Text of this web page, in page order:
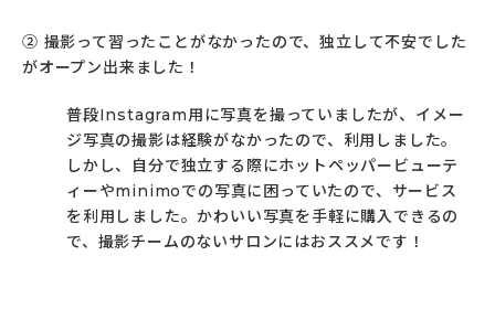
② 撮影って習ったことがなかったので、独立して不安でした
がオープン出来ました！
普段Instagram用に写真を撮っていましたが、イメー
ジ写真の撮影は経験がなかったので、利用しました。
しかし、自分で独立する際にホットペッパービューテ
ィーやminimoでの写真に困っていたので、サービス
を利用しました。かわいい写真を手軽に購入できるの
で、撮影チームのないサロンにはおススメです！